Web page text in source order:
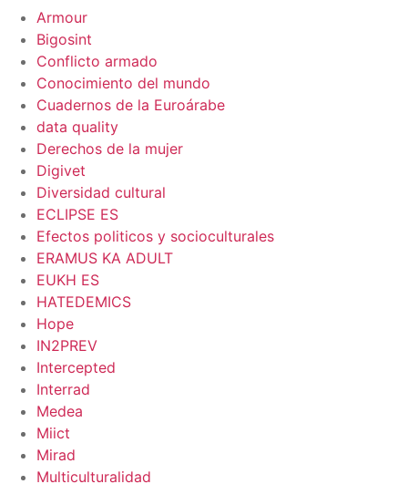
Armour
Bigosint
Conflicto armado
Conocimiento del mundo
Cuadernos de la Euroárabe
data quality
Derechos de la mujer
Digivet
Diversidad cultural
ECLIPSE ES
Efectos politicos y socioculturales
ERAMUS KA ADULT
EUKH ES
HATEDEMICS
Hope
IN2PREV
Intercepted
Interrad
Medea
Miict
Mirad
Multiculturalidad